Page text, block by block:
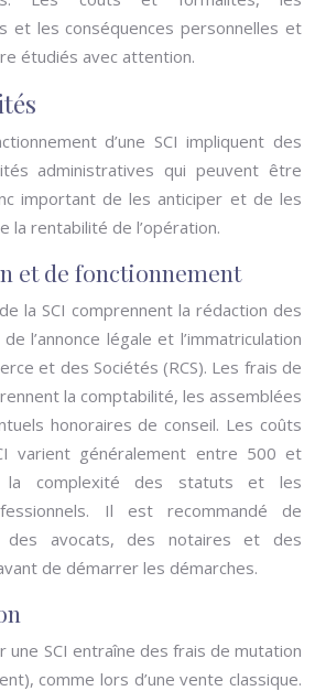
et les conséquences personnelles et
étudiés avec attention.
d’une SCI impliquent des
administratives qui peuvent être
important de les anticiper et de les
la rentabilité de l’opération.
et de fonctionnement
la SCI comprennent la rédaction des
l’annonce légale et l’immatriculation
et des Sociétés (RCS). Les frais de
la comptabilité, les assemblées
honoraires de conseil. Les coûts
varient généralement entre 500 et
la complexité des statuts et les
Il est recommandé de
des avocats, des notaires et des
de démarrer les démarches.
une SCI entraîne des frais de mutation
comme lors d’une vente classique.